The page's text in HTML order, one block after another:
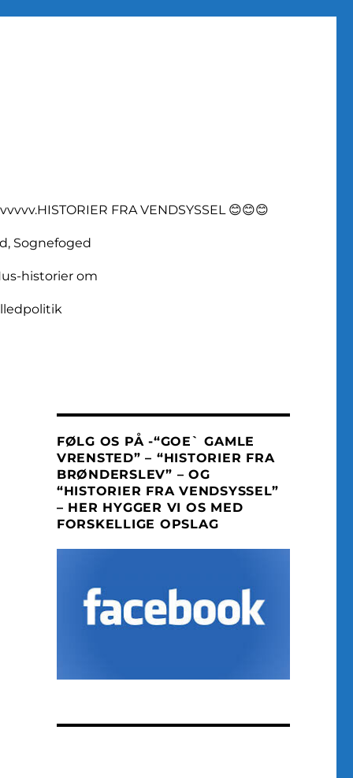
vvvvv.HISTORIER FRA VENDSYSSEL 😊😊😊
Sognefoged
historier om
FØLG OS PÅ -“GOE` GAMLE
VRENSTED” – “HISTORIER FRA
BRØNDERSLEV” – OG
“HISTORIER FRA VENDSYSSEL”
– HER HYGGER VI OS MED
FORSKELLIGE OPSLAG